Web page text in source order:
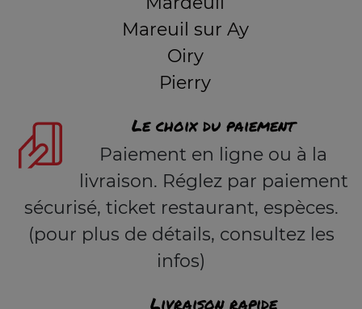
Mareuil sur Ay
Oiry
Pierry
Le choix du paiement
Paiement en ligne ou à la
livraison. Réglez par paiement
sécurisé, ticket restaurant, espèces.
(pour plus de détails, consultez les
infos)
Livraison rapide